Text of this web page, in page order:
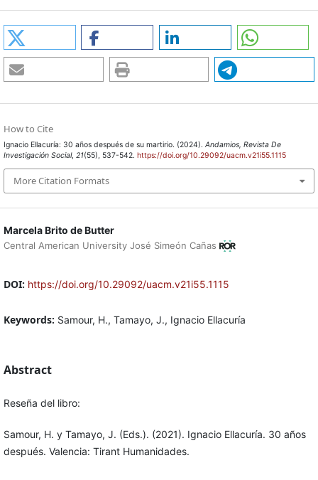
Marcela Brito de Butter
Central American University José Simeón Cañas
DOI: https://doi.org/10.29092/uacm.v21i55.1115
Keywords: Samour, H., Tamayo, J., Ignacio Ellacuría
Abstract
Reseña del libro:
Samour, H. y Tamayo, J. (Eds.). (2021). Ignacio Ellacuría. 30 años
después. Valencia: Tirant Humanidades.
How to Cite
Ignacio Ellacuría: 30 años después de su martirio. (2024). Andamios, Revista De
Investigación Social, 21(55), 537-542. https://doi.org/10.29092/uacm.v21i55.1115
More Citation Formats